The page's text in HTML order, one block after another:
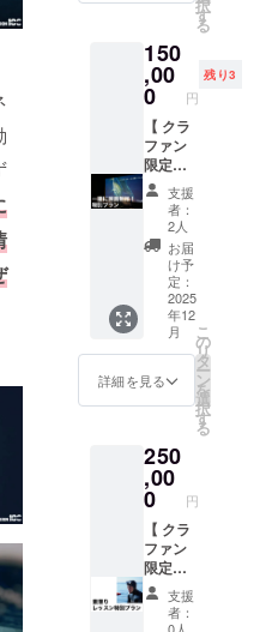
にお名
前掲
載」1名
分 ・支
援時の
「備考
欄」に
ご希望
のお名
前をご
記入く
ださ
い。 ・
ご希望
のお名
字以内
（半角
でご指
定くだ
さい。
・絵文
字や特
殊記
号、公
序良俗
に反す
ファン
限定デ
ザイン
のTシャ
ツで
す。素
材は綿
100％を
予定。
デザイ
ンは細
部が変
更にな
る可能
性があ
りま
サイズ
（選択
S / M /
L / XL /
XXL
身丈 65
/ 69 / 73
/ 77 / 81
身幅
49 / 52 /
55 / 58 /
（中）
」1名分
※本リ
ターン
は映画
本編の
エンド
ロール
にお名
前を掲
載いた
しま
す。 ・
支援時
の「備
考欄」
にご希
望のお
い。 ・
ご希望
のお名
前は全
角12文
字以内
（半角
24文字
以内）
でご指
ディレ
クショ
ンで知
られる
日本ベ
リエー
ルアー
トセン
ターが
デザイ
ンを担
当。47
都道府
県・海
外50以
上の都
市と地
域を訪
れ、伝
新カル
チャー
まで手
がけて
きた雑
誌編集
者・岩
崎裕司
氏編
集。 ・
100プロ
トの軌
跡や小
坂薫
平・PJ
メン
バーの
エッセ
イ、限
定版写
真など
を収録
したス
ペシャ
ル版写
真集。
・詳細
はプロ
ジェク
トペー
ターン
につい
て」に
記載
■「クラ
ファン
限定T
シャ
ツ」1枚
・小坂
ジにお
名前を
掲載い
たしま
す。 ・
支援時
の「備
考欄」
にご希
望のお
名前を
ご記入
くださ
い。 ・
ご希望
のお名
前は全
角12文
字以内
以内）
でご指
定くだ
さい。
・絵文
字や特
殊記
号、公
序良俗
に反す
バーと1
トク
ルーズ
に行き
ます。
海の上
で波に
揺られ
なが
ら、親
睦を深
めま
しょ
う！ ・
場所は
関東圏
を予定
（変更
の可能
性あ
の皆様
である
程度予
定を合
わせて
開催い
たしま
す ・詳
細はご
支援い
択
す
る
150
,00
0 円
残り3
【 クラ
ファン
限定！
一緒に
映画制
作付き
特別プ
ラン 】
■「実際
の編集
現場を
見なが
ら、
M100メ
ンバー
ご招
待」1名
・表に
出ない
映像を
たくさ
ん見れ
ます。
・一緒
に編集
支援
者：
2人
お届
け予
定：
2025
年12
月
詳細を見る
こ
の
リ
タ
ー
ン
を
選
択
す
る
250
,00
0 円
【 クラ
ファン
限定！
小坂薫
平によ
る素潜
支援
者：